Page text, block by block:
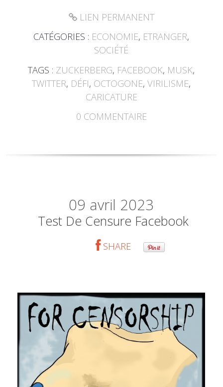
LIEN PERMANENT
CATÉGORIES : ECONOMIE, ETRANGER,
SOCIÉTÉ
TAGS : ZUCKERBERG, FACEBOOK, MUSK,
TWITTER, DÉFI, OCTOGONE,VIRILISME,
CARICATURE
0 COMMENTAIRE
09 avril 2023
Test De Censure Facebook
SHARE